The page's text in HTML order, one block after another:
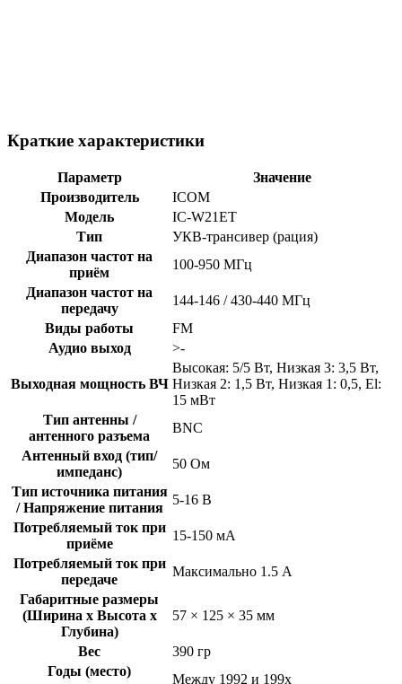
Краткие характеристики
Параметр
Значение
Производитель
ICOM
Модель
IC-W21ET
Тип
УКВ-трансивер (рация)
Диапазон частот на
приём
100-950 МГц
Диапазон частот на
передачу
144-146 / 430-440 МГц
Виды работы
FM
Аудио выход
>-
Выходная мощность ВЧ
Высокая: 5/5 Вт, Низкая 3: 3,5 Вт,
Низкая 2: 1,5 Вт, Низкая 1: 0,5, El:
15 мВт
Тип антенны /
антенного разъема
BNC
Антенный вход (тип/
импеданс)
50 Ом
Тип источника питания
/ Напряжение питания
5-16 В
Потребляемый ток при
приёме
15-150 мА
Потребляемый ток при
передаче
Максимально 1.5 А
Габаритные размеры
(Ширина x Высота x
Глубина)
57 × 125 × 35 мм
Вес
390 гр
Годы (место)
Между 1992 и 199x